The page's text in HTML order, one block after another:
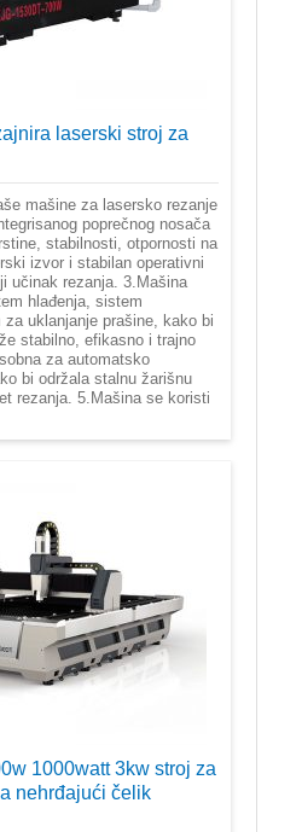
laserski stroj za
mašine za lasersko rezanje
poprečnog nosača
stabilnosti, otpornosti na
izvor i stabilan operativni
učinak rezanja. 3.Mašina
hlađenja, sistem
uklanjanje prašine, kako bi
stabilno, efikasno i trajno
za automatsko
bi održala stalnu žarišnu
rezanja. 5.Mašina se koristi
1000watt 3kw stroj za
nehrđajući čelik